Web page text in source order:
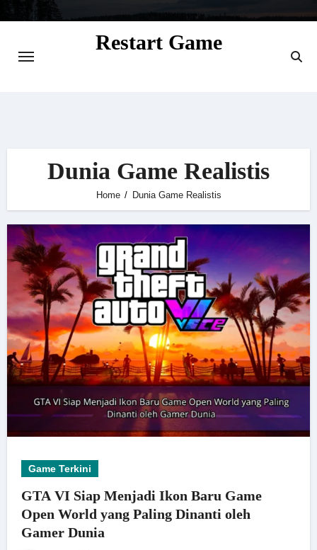
Restart Game
Dunia Game Realistis
Home Dunia Game Realistis
Game Terkini
GTA VI Siap Menjadi Ikon Baru Game
Open World yang Paling Dinanti oleh
Gamer Dunia